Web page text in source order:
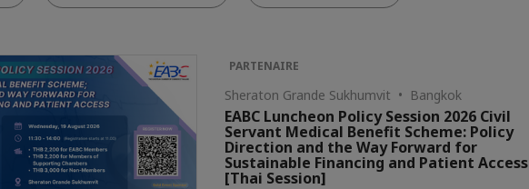
PARTENAIRE
Sheraton Grande Sukhumvit • Bangkok
EABC Luncheon Policy Session 2026 Civil
Servant Medical Benefit Scheme: Policy
Direction and the Way Forward for
Sustainable Financing and Patient Access
[Thai Session]